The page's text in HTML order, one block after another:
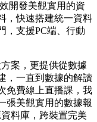
開發美觀實用的資
，快速搭建統一資料
，支援PC端、行動
案，更提供從數據
，一直到數據的解讀
免費線上直播課，我
張美觀實用的數據報
料庫，跨裝置完美